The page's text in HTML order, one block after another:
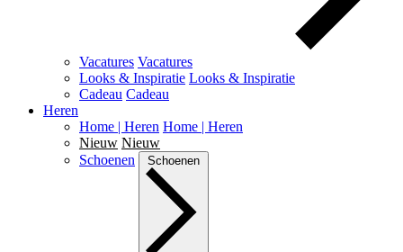
Vacatures Vacatures
Looks & Inspiratie Looks & Inspiratie
Cadeau Cadeau
Heren
Home | Heren Home | Heren
Nieuw Nieuw
Schoenen
Schoenen